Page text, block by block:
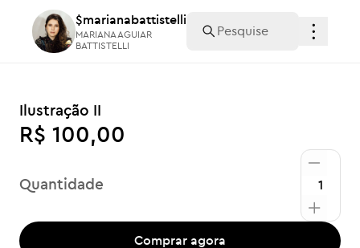
$marianabattistelli
MARIANA AGUIAR
BATTISTELLI
$marianabattistelli
MARIANA AGUIAR
BATTISTELLI
Ilustração II
R$ 100,00
Quantidade
Comprar agora